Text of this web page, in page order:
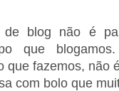
de blog não é
que
que fazemos, não
com bolo que